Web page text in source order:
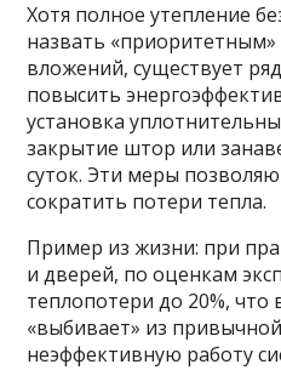
Хотя полное утепление
назвать
вложений, существует
повысить
установка
закрытие штор или
суток. Эти меры
сократить потери тепла.
Пример из жизни: при
и дверей, по оценкам
теплопотери до 20%, что
«выбивает» из
неэффективную работу